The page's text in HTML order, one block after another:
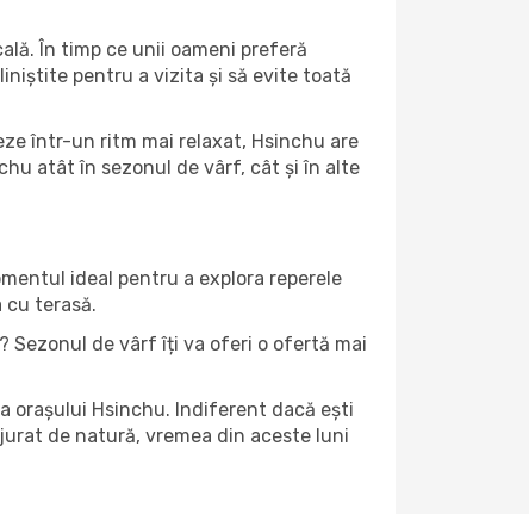
În timp ce unii oameni preferă
pentru a vizita și să evite toată
într-un ritm mai relaxat, Hsinchu are
atât în ​​sezonul de vârf, cât și în alte
ideal pentru a explora reperele
cu terasă.
Sezonul de vârf îți va oferi o ofertă mai
orașului Hsinchu. Indiferent dacă ești
de natură, vremea din aceste luni